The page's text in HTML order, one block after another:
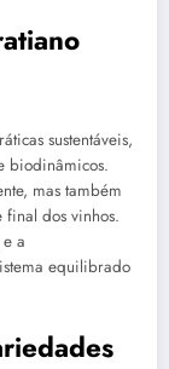
sustentáveis,
biodinâmicos.
mas também
dos vinhos.
a
equilibrado